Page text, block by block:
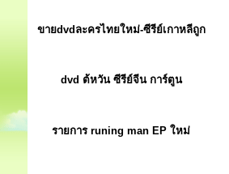
ขายdvdละครไทยใหม่-ซีรีย์เกาหลีถูก
dvd ต้หวัน ซีรีย์จีน การ์ตูน
รายการ runing man EP ใหม่